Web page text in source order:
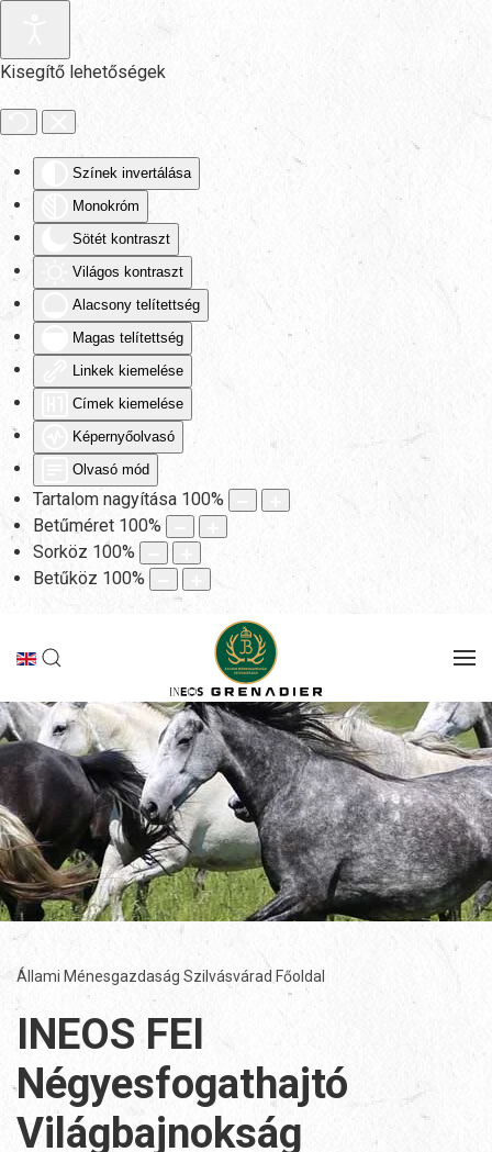
Kisegítő lehetőségek
Színek invertálása
Monokróm
Sötét kontraszt
Világos kontraszt
Alacsony telítettség
Magas telítettség
Linkek kiemelése
Címek kiemelése
Képernyőolvasó
Olvasó mód
Tartalom nagyítása 100%
Betűméret 100%
Sorköz 100%
Betűköz 100%
Fő tartalom átugrása
Állami Ménesgazdaság Szilvásvárad Főoldal
INEOS FEI
Négyesfogathajtó
Világbajnokság